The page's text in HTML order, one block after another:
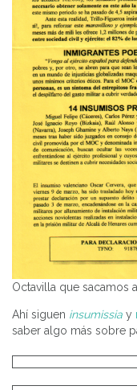
Octavilla que sacamos
Ahí siguen insumissia y
saber algo más sobre